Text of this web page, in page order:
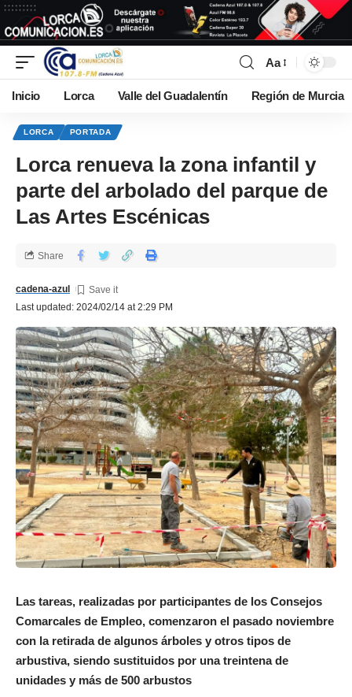
Aa
Inicio Lorca Valle del Guadalentín Región de Murcia
LORCA PORTADA
Lorca renueva la zona infantil y
parte del arbolado del parque de
Las Artes Escénicas
Last updated: 2024/02/14 at 2:29 PM
cadena-azul
Share
Las tareas, realizadas por participantes de los Consejos
Comarcales de Empleo, comenzaron el pasado noviembre
con la retirada de algunos árboles y otros tipos de
arbustiva, siendo sustituidos por una treintena de
unidades y más de 500 arbustos